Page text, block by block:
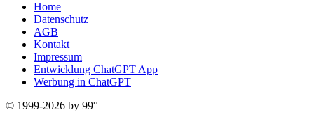
Home
Datenschutz
AGB
Kontakt
Impressum
Entwicklung ChatGPT App
Werbung in ChatGPT
© 1999-2026 by 99°